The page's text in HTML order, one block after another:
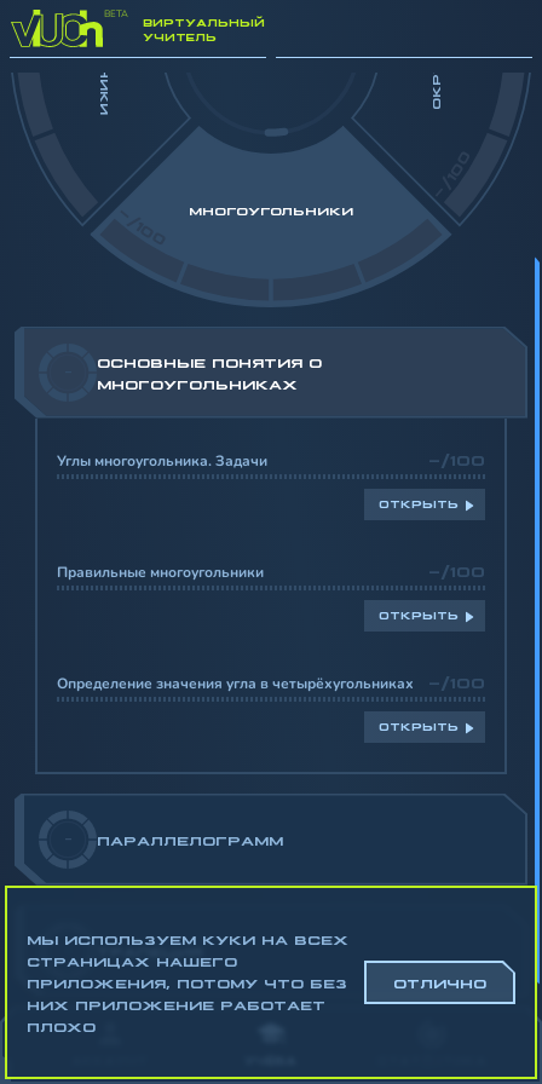
ВИРТУАЛЬНЫЙ
УЧИТЕЛЬ
9 класс ОКРУЖНОСТЬ
МНОГОУГОЛЬНИКИ
ТРЕУГОЛЬНИКИ
ОСНОВНЫЕ ПОНЯТИЯ О
МНОГОУГОЛЬНИКАХ
Углы многоугольника. Задачи -/100
ОТКРЫТЬ
Правильные многоугольники -/100
ОТКРЫТЬ
Определение значения угла в четырёхугольниках -/100
ОТКРЫТЬ
- ПАРАЛЛЕЛОГРАММ
Математика
Геометрия
МЫ ИСПОЛЬЗУЕМ КУКИ НА ВСЕХ
СТРАНИЦАХ НАШЕГО
ПРИЛОЖЕНИЯ, ПОТОМУ ЧТО БЕЗ
НИХ ПРИЛОЖЕНИЕ РАБОТАЕТ
ПЛОХО
ОТЛИЧНО